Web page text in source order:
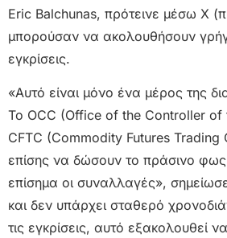
Eric Balchunas, πρότεινε μέσω X
μπορούσαν να ακολουθήσουν
εγκρίσεις.
«Αυτό είναι μόνο ένα μέρος της
Το OCC (Office of the Controller of
CFTC (Commodity Futures Trading
επίσης να δώσουν το πράσινο φως
επίσημα οι συναλλαγές»,
και δεν υπάρχει σταθερό
τις εγκρίσεις, αυτό εξακολουθεί